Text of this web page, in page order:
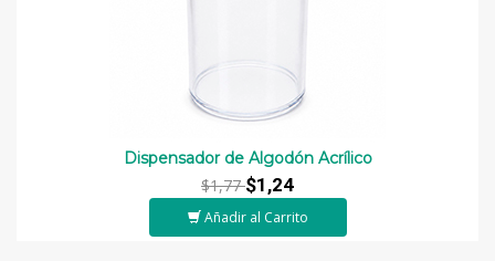
Dispensador de Algodón Acrílico
$1,77$1,24
Añadir al Carrito